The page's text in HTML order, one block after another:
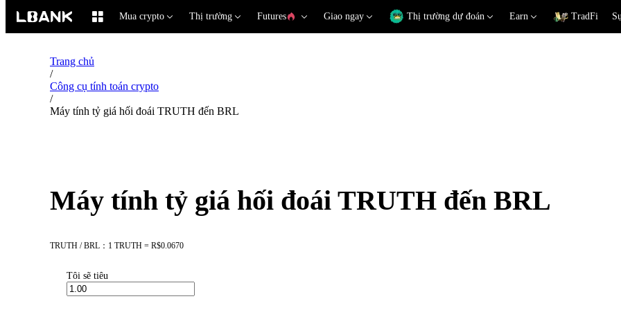
Mua crypto Thị trường Futures Giao ngay Thị trường dự đoán Earn TradFi
Trang chủ
/
Công cụ tính toán crypto
/
Máy tính tỷ giá hối đoái TRUTH đến BRL
Máy tính tỷ giá hối đoái TRUTH đến BRL
TRUTH / BRL：1 TRUTH = R$0.0670
Tôi sẽ tiêu